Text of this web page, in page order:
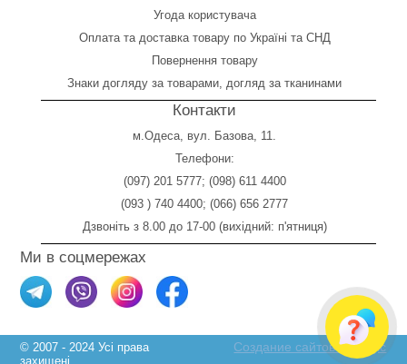
Угода користувача
Оплата та доставка товару по Україні та СНД
Повернення товару
Знаки догляду за товарами, догляд за тканинами
Контакти
м.Одеса, вул. Базова, 11.
Телефони:
(097) 201 5777; (098) 611 4400
(093 ) 740 4400; (066) 656 2777
Дзвоніть з 8.00 до 17-00 (вихідний: п'ятниця)
Ми в соцмережах
© 2007 - 2024 Усі права
захищені.
Создание сайтов Skylogic